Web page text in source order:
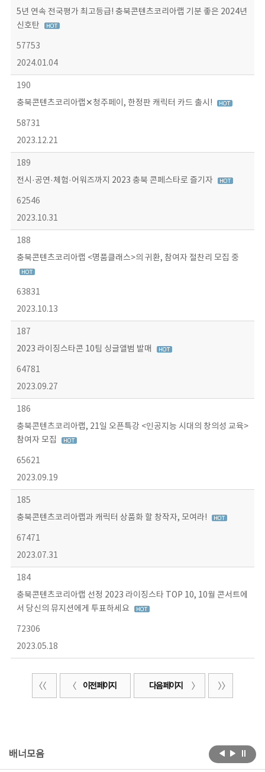
5년 연속 전국평가 최고등급! 충북콘텐츠코리아랩 기분 좋은 2024년
신호탄
57753
2024.01.04
190
충북콘텐츠코리아랩✕청주페이, 한정판 캐릭터 카드 출시!
58731
2023.12.21
189
전시·공연·체험·어워즈까지 2023 충북 콘페스타로 즐기자
62546
2023.10.31
188
충북콘텐츠코리아랩 <명품클래스>의 귀환, 참여자 절찬리 모집 중
63831
2023.10.13
187
2023 라이징스타콘 10팀 싱글앨범 발매
64781
2023.09.27
186
충북콘텐츠코리아랩, 21일 오픈특강 <인공지능 시대의 창의성 교육>
참여자 모집
65621
2023.09.19
185
충북콘텐츠코리아랩과 캐릭터 상품화 할 창작자, 모여라!
67471
2023.07.31
184
충북콘텐츠코리아랩 선정 2023 라이징스타 TOP 10, 10월 콘서트에
서 당신의 뮤지션에게 투표하세요
72306
2023.05.18
이전 페이지 다음 페이지
배너모음